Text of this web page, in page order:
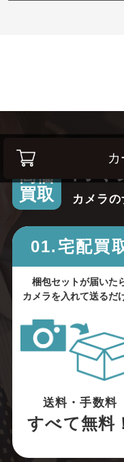
高価
買取
高
カメラ
01.宅配買
梱包セットが届いた
カメラを入れて送るだ
送料・手数料
すべて無料